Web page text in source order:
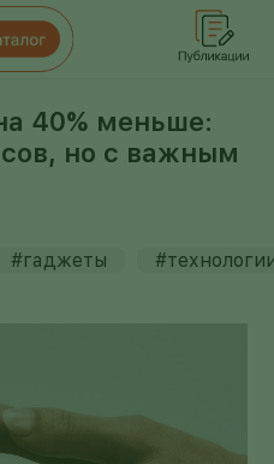
40% меньше:
но с важным
#гаджеты